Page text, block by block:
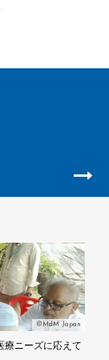
©MdM Japan
ニーズに応えて